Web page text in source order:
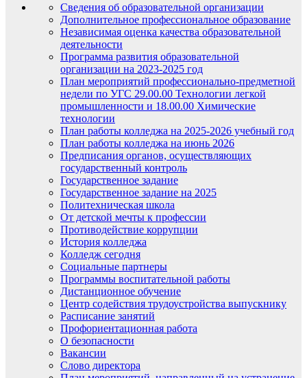
Сведения об образовательной организации
Дополнительное профессиональное образование
Независимая оценка качества образовательной
деятельности
Программа развития образовательной
организации на 2023-2025 год
План мероприятий профессионально-предметной
недели по УГС 29.00.00 Технологии легкой
промышленности и 18.00.00 Химические
технологии
План работы колледжа на 2025-2026 учебный год
План работы колледжа на июнь 2026
Предписания органов, осуществляющих
государственный контроль
Государственное задание
Государственное задание на 2025
Политехническая школа
От детской мечты к профессии
Противодействие коррупции
История колледжа
Колледж сегодня
Социальные партнеры
Программы воспитательной работы
Дистанционное обучение
Центр содействия трудоустройства выпускнику
Расписание занятий
Профориентационная работа
О безопасности
Вакансии
Слово директора